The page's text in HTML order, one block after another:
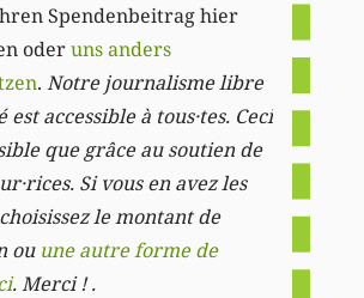
Spendenbeitrag hier
oderuns anders
. Notre journalisme libre
est accessible à tous·tes. Ceci
que grâce au soutien de
Si vous en avez les
le montant de
ou une autre forme de
. Merci ! .